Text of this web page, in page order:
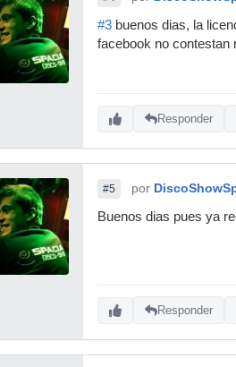
#3 buenos dias, la
facebook no contestan
Responder
#5 por
Buenos dias pues ya
Responder